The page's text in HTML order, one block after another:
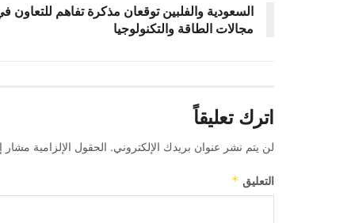
السعودية والفلبين توقعان مذكرة تفاهم للتعاون
مجالات الطاقة والتكنولوجيا
اترك تعليقاً
لن يتم نشر عنوان بريدك الإلكتروني. الحقول الإلزامية مشار
التعليق *